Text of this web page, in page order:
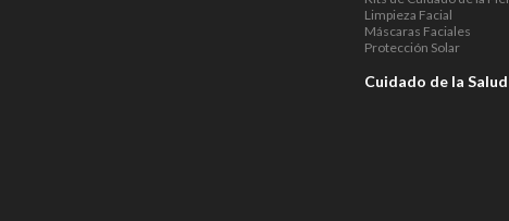
Limpieza Facial
Máscaras Faciales
Protección Solar
Cuidado de la Salud